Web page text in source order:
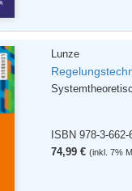
Lunze
ISBN 978-3-662-
74,99 € (inkl. 7%